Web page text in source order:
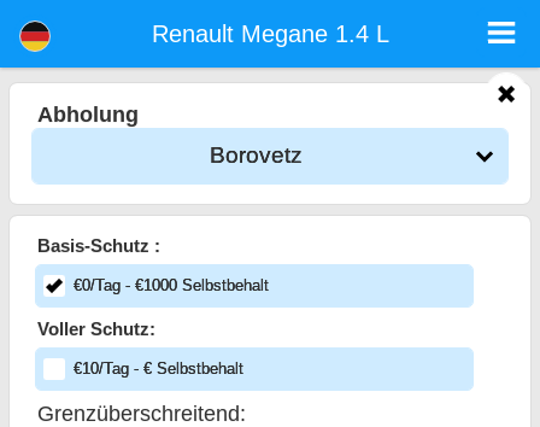
Selbstbeteiligung), unbegrenzte Kilometer, kostenlose Kindersitze, zusätzliche Fahrer kostenlos, niedrigen Preis Autovermietung
garantiert.
Renault Megane 1.4 L
Abholung
Borovetz
Basis-Schutz :
€0/Tag- €1000Selbstbehalt
Voller Schutz:
€10/Tag- €Selbstbehalt
Grenzüberschreitend: